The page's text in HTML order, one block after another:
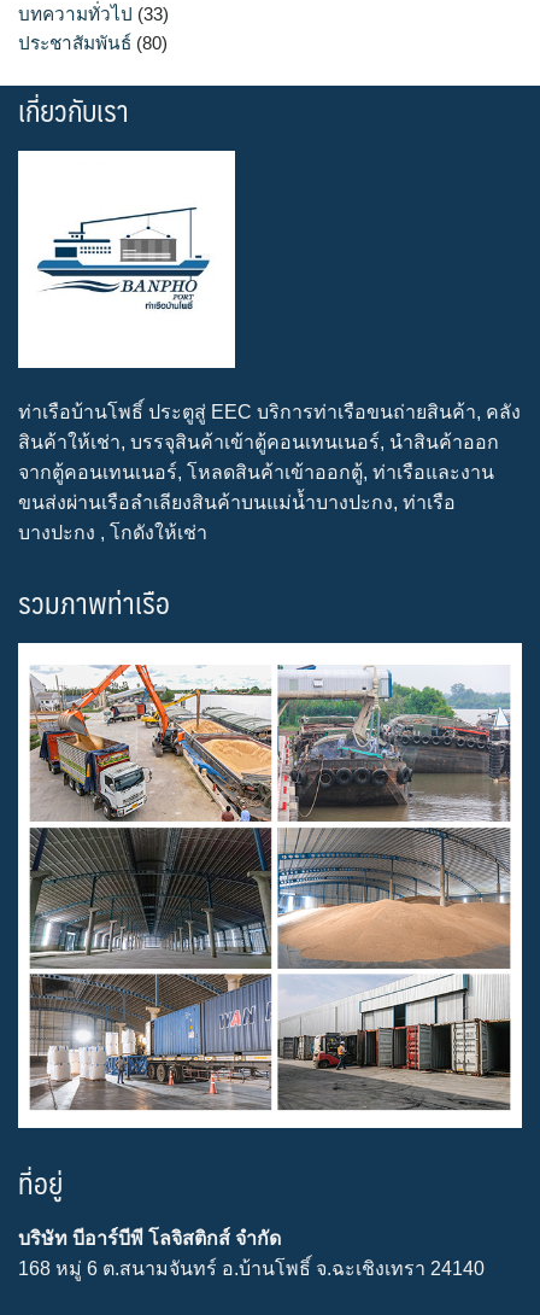
บทความทั่วไป (33)
ประชาสัมพันธ์ (80)
เกี่ยวกับเรา
ท่าเรือบ้านโพธิ์ ประตูสู่ EEC บริการท่าเรือขนถ่ายสินค้า, คลัง
สินค้าให้เช่า, บรรจุสินค้าเข้าตู้คอนเทนเนอร์, นำสินค้าออก
จากตู้คอนเทนเนอร์, โหลดสินค้าเข้าออกตู้, ท่าเรือและงาน
ขนส่งผ่านเรือลำเลียงสินค้าบนแม่น้ำบางปะกง, ท่าเรือ
บางปะกง , โกดังให้เช่า
รวมภาพท่าเรือ
ที่อยู่
บริษัท บีอาร์บีพี โลจิสติกส์ จำกัด
168 หมู่ 6 ต.สนามจันทร์ อ.บ้านโพธิ์ จ.ฉะเชิงเทรา 24140